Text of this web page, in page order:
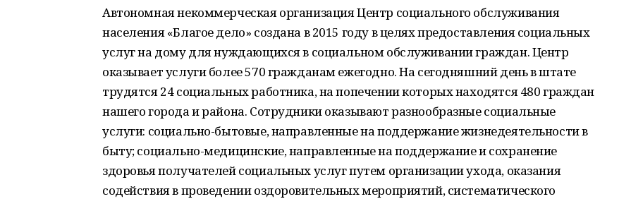
Автономная некоммерческая организация Центр социального обслуживания
населения «Благое дело» создана в 2015 году в целях предоставления социальных
услуг на дому для нуждающихся в социальном обслуживании граждан. Центр
оказывает услуги более 570 гражданам ежегодно. На сегодняшний день в штате
трудятся 24 социальных работника, на попечении которых находятся 480 граждан
нашего города и района. Сотрудники оказывают разнообразные социальные
услуги: социально-бытовые, направленные на поддержание жизнедеятельности в
быту; социально-медицинские, направленные на поддержание и сохранение
здоровья получателей социальных услуг путем организации ухода, оказания
содействия в проведении оздоровительных мероприятий, систематического